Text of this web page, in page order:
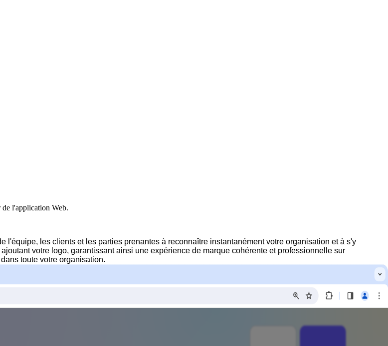
l'application Web.
l'équipe, les clients et les parties prenantes à reconnaître instantanément votre organisation et à s'y
votre logo, garantissant ainsi une expérience de marque cohérente et professionnelle sur
toute votre organisation.